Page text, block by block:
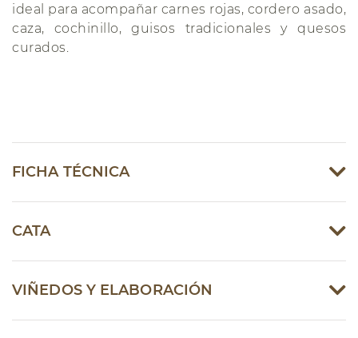
ideal para acompañar carnes rojas, cordero asado,
caza, cochinillo, guisos tradicionales y quesos
curados.
FICHA TÉCNICA
CATA
VIÑEDOS Y ELABORACIÓN